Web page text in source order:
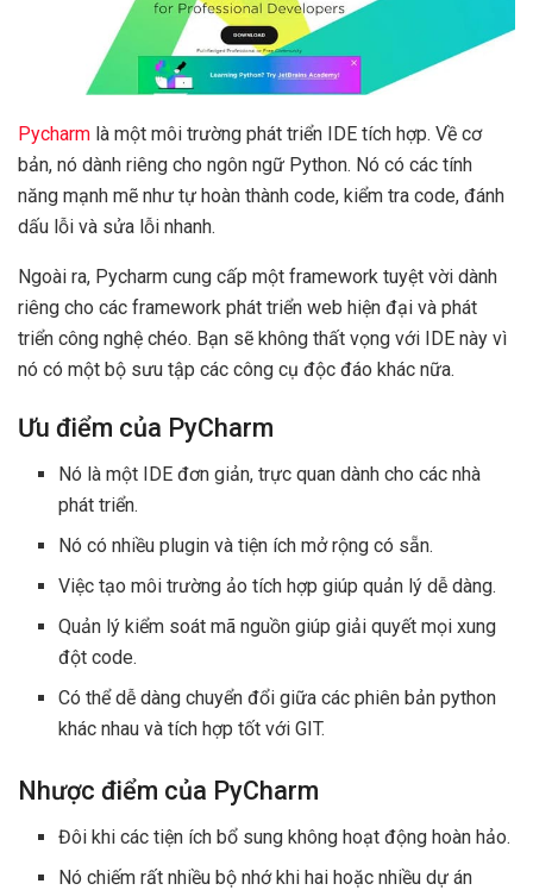
Pycharm là một môi trường phát triển IDE tích hợp. Về cơ
bản, nó dành riêng cho ngôn ngữ Python. Nó có các tính
năng mạnh mẽ như tự hoàn thành code, kiểm tra code, đánh
dấu lỗi và sửa lỗi nhanh.
Ngoài ra, Pycharm cung cấp một framework tuyệt vời dành
riêng cho các framework phát triển web hiện đại và phát
triển công nghệ chéo. Bạn sẽ không thất vọng với IDE này vì
nó có một bộ sưu tập các công cụ độc đáo khác nữa.
Ưu điểm của PyCharm
Nó là một IDE đơn giản, trực quan dành cho các nhà
phát triển.
Nó có nhiều plugin và tiện ích mở rộng có sẵn.
Việc tạo môi trường ảo tích hợp giúp quản lý dễ dàng.
Quản lý kiểm soát mã nguồn giúp giải quyết mọi xung
đột code.
Có thể dễ dàng chuyển đổi giữa các phiên bản python
khác nhau và tích hợp tốt với GIT.
Nhược điểm của PyCharm
Đôi khi các tiện ích bổ sung không hoạt động hoàn hảo.
Nó chiếm rất nhiều bộ nhớ khi hai hoặc nhiều dự án